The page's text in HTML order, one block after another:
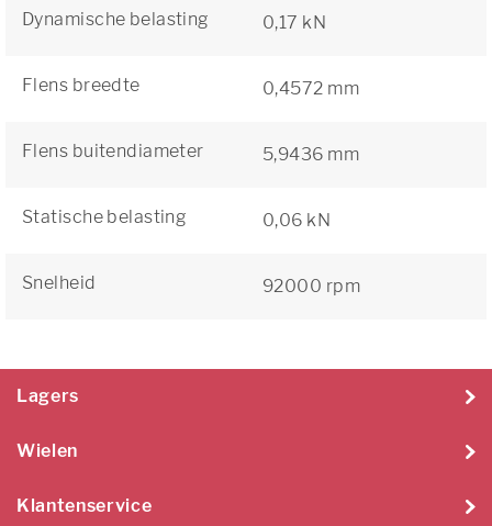
Dynamische belasting 0,17 kN
Flens breedte 0,4572 mm
Flens buitendiameter 5,9436 mm
Statische belasting 0,06 kN
Snelheid 92000 rpm
Lagers
Wielen
Klantenservice